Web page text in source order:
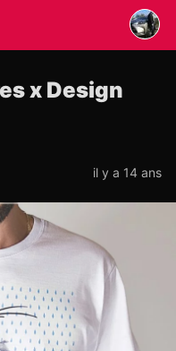
x Design
il y a 14 ans